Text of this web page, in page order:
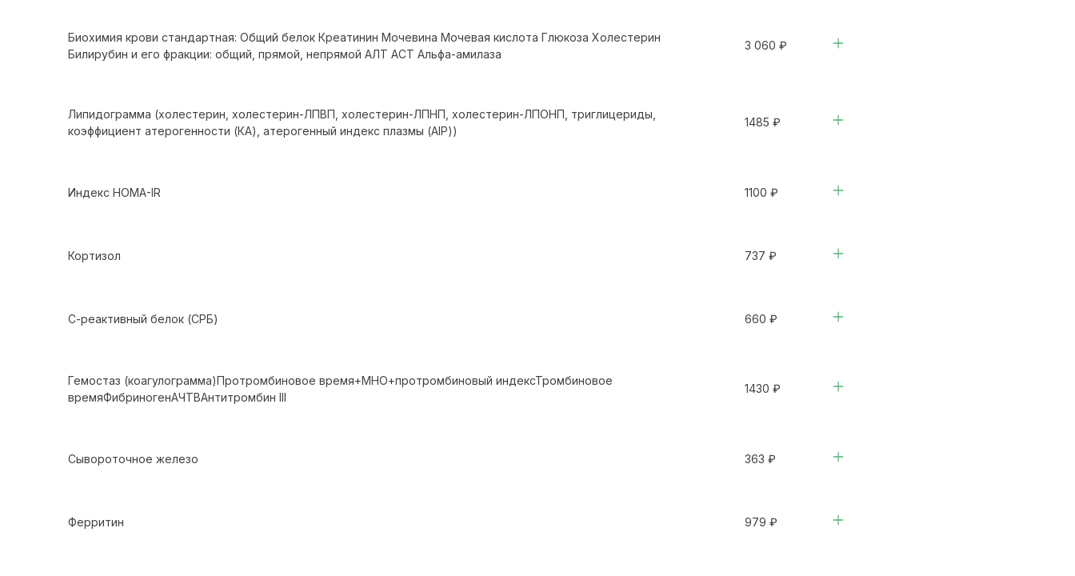
Биохимия крови стандартная: Общий белок Креатинин Мочевина Мочевая кислота Глюкоза Холестерин
Билирубин и его фракции: общий, прямой, непрямой АЛТ АСТ Альфа-амилаза
3 060 ₽
Липидограмма (холестерин, холестерин-ЛПВП, холестерин-ЛПНП, холестерин-ЛПОНП, триглицериды,
коэффициент атерогенности (КА), атерогенный индекс плазмы (AIP))
1485 ₽
Индекс HOMA-IR 1100 ₽
Кортизол 737 ₽
С-реактивный белок (СРБ) 660 ₽
Гемостаз (коагулограмма)Протромбиновое время+МНО+протромбиновый индексТромбиновое
времяФибриногенАЧТВАнтитромбин III
1430 ₽
Сывороточное железо 363 ₽
Ферритин 979 ₽